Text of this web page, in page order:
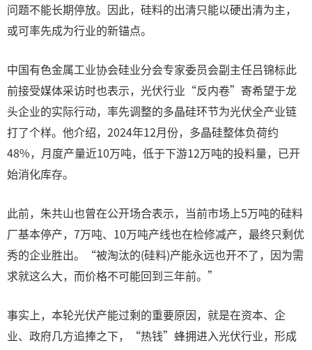
问题不能长期停放。因此，硅料的出清只能以硬出清为主，
或可率先成为行业的新锚点。
中国有色金属工业协会硅业分会专家委员会副主任吕锦标此
前接受媒体采访时也表示，光伏行业“反内卷”寄希望于龙
头企业的实际行动，率先调整的多晶硅环节为光伏全产业链
打了个样。他介绍，2024年12月份，多晶硅整体负荷约
48%，月度产量近10万吨，低于下游12万吨的投料量，已开
始消化库存。
此前，朱共山也曾在公开场合表示，当前市场上5万吨的硅料
厂基本停产，7万吨、10万吨产线也在检修减产，最终只剩优
秀的企业胜出。“被淘汰的(硅料)产能永远也开不了，因为需
求就这么大，而价格不可能回到三年前。”
事实上，本轮光伏产能过剩的重要原因，就是在资本、企
业、政府几方追捧之下，“热钱”蜂拥进入光伏行业，形成